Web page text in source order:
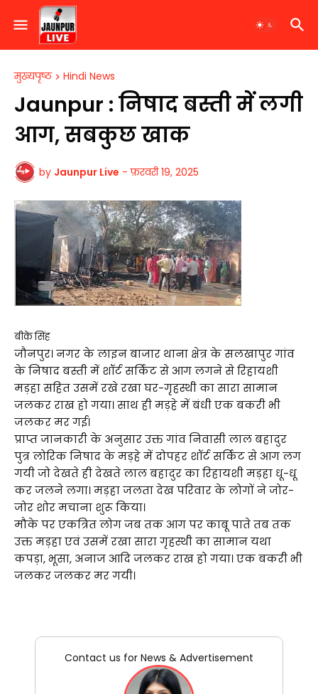
मुख्यपृष्ठ Hindi News
Jaunpur : ​निषाद बस्ती में लगी
आग, सबकुछ खाक
by Jaunpur Live - फ़रवरी 19, 2025
बीके सिंह
जौनपुर। नगर के लाइन बाजार थाना क्षेत्र के सलखापुर गांव
के निषाद बस्ती में शॉर्ट सर्किट से आग लगने से रिहायशी
मड़हा सहित उसमें रखे रखा घर-गृहस्थी का सारा सामान
जलकर राख हो गया। साथ ही मड़हे में बंधी एक बकरी भी
जलकर मर गई।
प्राप्त जानकारी के अनुसार उक्त गांव निवासी लाल बहादुर
पुत्र लोरिक निषाद के मड़हे में दोपहर शॉर्ट सर्किट से आग लग
गयी जो देखते ही देखते लाल बहादुर का रिहायशी मड़हा धू-धू
कर जलने लगा। मड़हा जलता देख परिवार के लोगों ने जोर-
जोर शोर मचाना शुरू किया।
मौके पर एकत्रित लोग जब तक आग पर काबू पाते तब तक
उक्त मड़हा एवं उसमें रखा सारा गृहस्थी का सामान यथा
कपड़ा, भूसा, अनाज आदि जलकर राख हो गया। एक बकरी भी
जलकर जलकर मर गयी।
Contact us for News & Advertisement